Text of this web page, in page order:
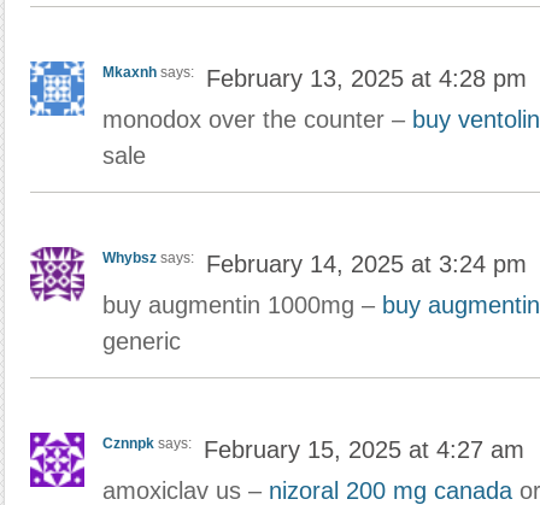
Mkaxnh says:
February 13, 2025 at 4:28 pm
monodox over the counter – buy
sale
Whybsz says:
February 14, 2025 at 3:24 pm
buy augmentin 1000mg – buy
generic
Cznnpk says:
February 15, 2025 at 4:27 am
amoxiclav us – nizoral 200 mg canada